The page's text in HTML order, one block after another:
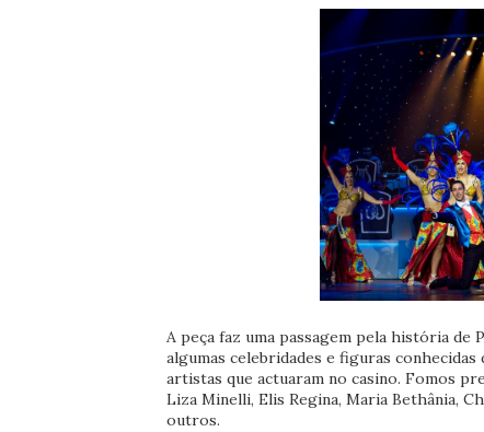
A peça faz uma passagem pela história de
algumas celebridades e figuras
artistas que actuaram no casino. Fomos
Liza Minelli, Elis Regina, Maria Bethânia,
outros.